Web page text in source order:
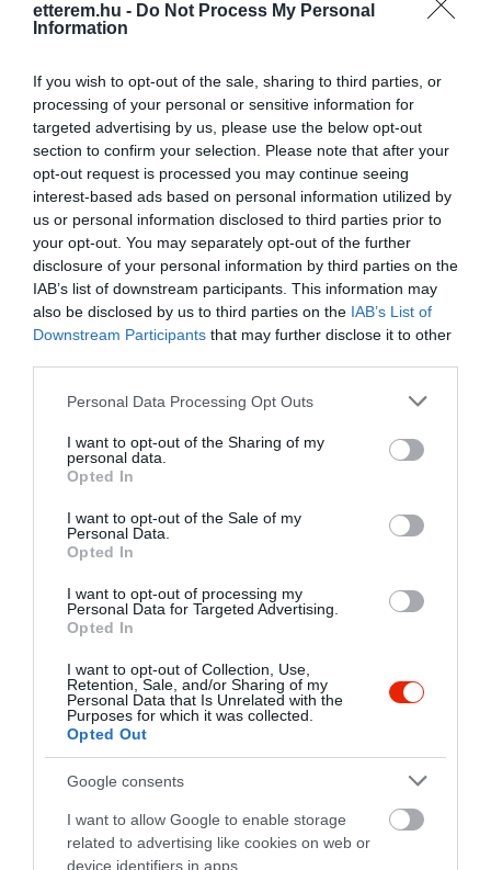
etterem.hu - Do Not Process My Personal
Information
If you wish to opt-out of the sale, sharing to third parties, or
processing of your personal or sensitive information for
targeted advertising by us, please use the below opt-out
section to confirm your selection. Please note that after your
opt-out request is processed you may continue seeing
interest-based ads based on personal information utilized by
us or personal information disclosed to third parties prior to
your opt-out. You may separately opt-out of the further
disclosure of your personal information by third parties on the
IAB’s list of downstream participants. This information may
also be disclosed by us to third parties on the IAB’s List of
Downstream Participants that may further disclose it to other
Please note that this website/app uses one or more Google
not limited to your visit or usage behaviour. You may click to
grant or deny consent to Google and its third-party tags to
use your data for below specified purposes in below Google
consent section.
Personal Data Processing Opt Outs
I want to opt-out of the Sharing of my
personal data.
Opted In
I want to opt-out of the Sale of my
Personal Data.
Opted In
I want to opt-out of processing my
Personal Data for Targeted Advertising.
Opted In
I want to opt-out of Collection, Use,
Retention, Sale, and/or Sharing of my
Personal Data that Is Unrelated with the
Purposes for which it was collected.
Opted Out
Google consents
I want to allow Google to enable storage
related to advertising like cookies on web or
device identifiers in apps.
Konyha: 5 Kiszolgálás: 5
4 napot töltöttem a
Fogadóban. Ezalatt alkalmam
volt bepillantást nyerni, hogy
milyen kemény munkával és
szervezettséggel jár egy ilyen
tipusú vendéglátó egység
működtetése. Ezalatt az idő
alatt nem csak a konyháját,
hanem a vendéglátásukat is
élvezhettem "Tibor Apátok"-
nak. A konyhájuk remek.
Egyszerű ételeket készítenek,
gondos szakértelemmel és
odafigyeléssel. Kedvencem
sütve-párolt vargányagomba,
pecsenyelével, juhtúrós, házi
és a medvehagyma leves
pirított sonkával, sajtos bagett
szót érdemel, mert "Tibor
Apát"-ok körül mindenki tudja
a dolgát és magas
szinvonalon teljesít. A
pincérek kedvesek és jó
modórúak. Külön dícséretet
érdemel, Andrea, "Tibor
Apátok" felesége és a Mama,